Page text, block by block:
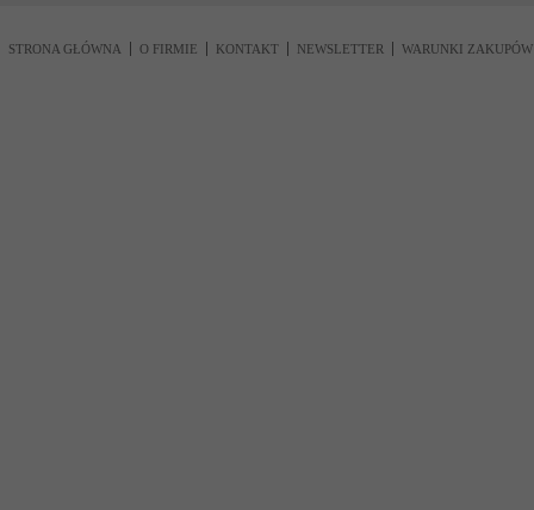
STRONA GŁÓWNA O FIRMIE KONTAKT NEWSLETTER WARUNKI ZAKUPÓW